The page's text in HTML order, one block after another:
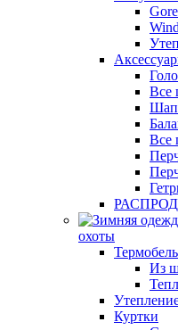
Все
Все
охоты
Из
Куртки